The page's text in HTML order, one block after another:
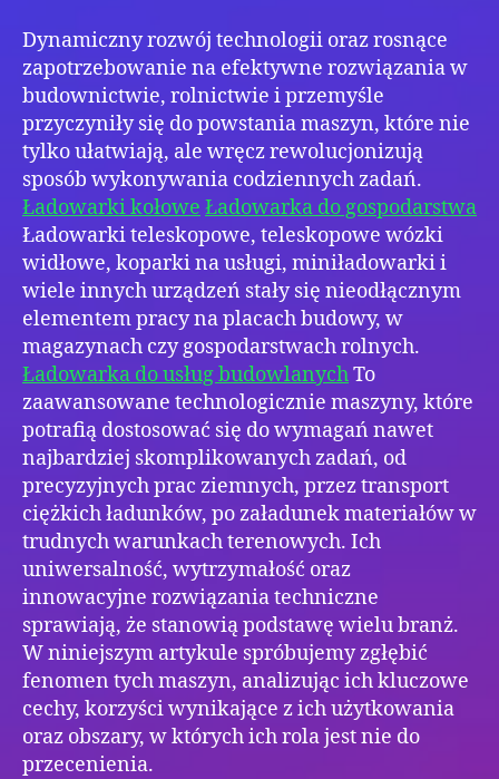
Dynamiczny rozwój technologii oraz rosnące
zapotrzebowanie na efektywne rozwiązania w
budownictwie, rolnictwie i przemyśle
przyczyniły się do powstania maszyn, które nie
tylko ułatwiają, ale wręcz rewolucjonizują
sposób wykonywania codziennych zadań.
Ładowarki kołowe Ładowarka do gospodarstwa
Ładowarki teleskopowe, teleskopowe wózki
widłowe, koparki na usługi, miniładowarki i
wiele innych urządzeń stały się nieodłącznym
elementem pracy na placach budowy, w
magazynach czy gospodarstwach rolnych.
Ładowarka do usług budowlanychTo
zaawansowane technologicznie maszyny, które
potrafią dostosować się do wymagań nawet
najbardziej skomplikowanych zadań, od
precyzyjnych prac ziemnych, przez transport
ciężkich ładunków, po załadunek materiałów w
trudnych warunkach terenowych. Ich
uniwersalność, wytrzymałość oraz
innowacyjne rozwiązania techniczne
sprawiają, że stanowią podstawę wielu branż.
W niniejszym artykule spróbujemy zgłębić
fenomen tych maszyn, analizując ich kluczowe
cechy, korzyści wynikające z ich użytkowania
oraz obszary, w których ich rola jest nie do
przecenienia.